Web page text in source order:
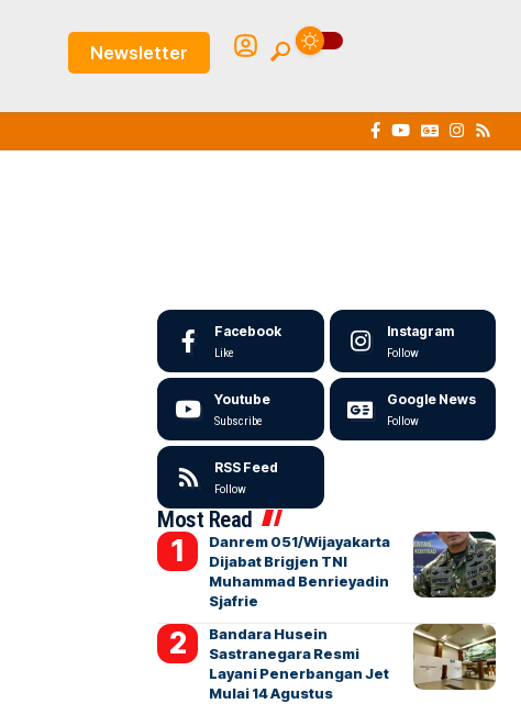
Newsletter
Facebook
Like
Instagram
Follow
Youtube
Subscribe
Google News
Follow
RSS Feed
Follow
Most Read
Danrem 051/Wijayakarta
Dijabat Brigjen TNI
Muhammad Benrieyadin
Sjafrie
Bandara Husein
Sastranegara Resmi
Layani Penerbangan Jet
Mulai 14 Agustus